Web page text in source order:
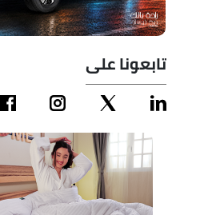
تابعونا على